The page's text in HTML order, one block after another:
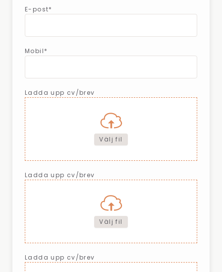
E-post*
Mobil*
Ladda upp cv/brev
Välj fil
Ladda upp cv/brev
Välj fil
Ladda upp cv/brev